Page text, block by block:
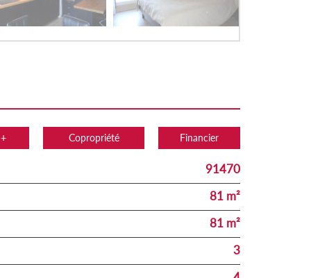
Copropriété Financier
91470
81 m²
81 m²
3